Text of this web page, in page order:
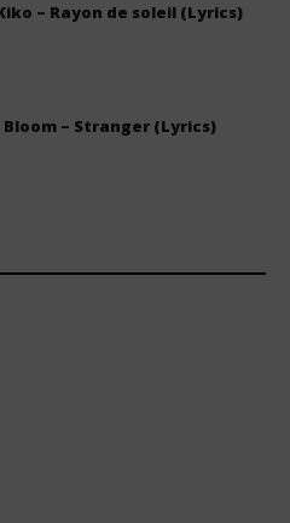
– Rayon de soleil (Lyrics)
– Stranger (Lyrics)